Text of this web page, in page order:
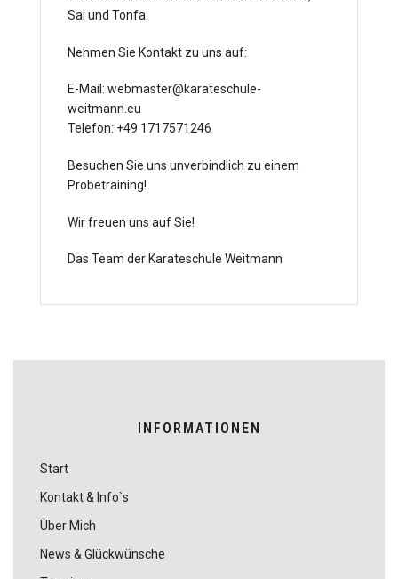
Sai und Tonfa.
Nehmen Sie Kontakt zu uns auf:
E-Mail: webmaster@karateschule-
weitmann.eu
Telefon: +49 1717571246
Besuchen Sie uns unverbindlich zu einem
Probetraining!
Wir freuen uns auf Sie!
Das Team der Karateschule Weitmann
INFORMATIONEN
Start
Kontakt & Info`s
Über Mich
News & Glückwünsche